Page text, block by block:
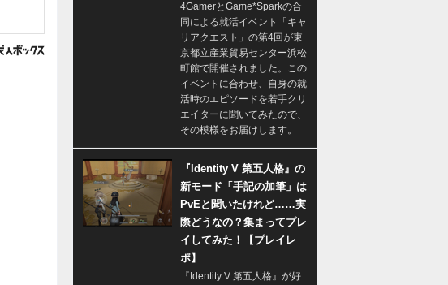
4GamerとGame*Sparkの合
同による就活イベント「キャ
リアクエスト」の第4回が東
京都立産業貿易センター浜松
町館で開催されました。この
イベントに合わせ、自身の就
活時のエピソードを若手クリ
エイターに聞いてみたので、
その模様をお届けします。
『Identity V 第五人格』の
新モード「手記の加筆」は
PvEと聞いたけれど……実
際どうなの？集まってプレ
イしてみた！【プレイレ
ポ】
『Identity V 第五人格』が好